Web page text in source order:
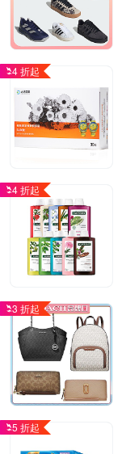
4 折起
4 折起
3 折起
5 折起